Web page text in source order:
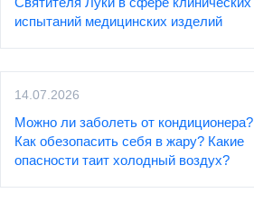
испытаний медицинских изделий
14.07.2026
Можно ли заболеть от кондиционера?
Как обезопасить себя в жару? Какие
опасности таит холодный воздух?